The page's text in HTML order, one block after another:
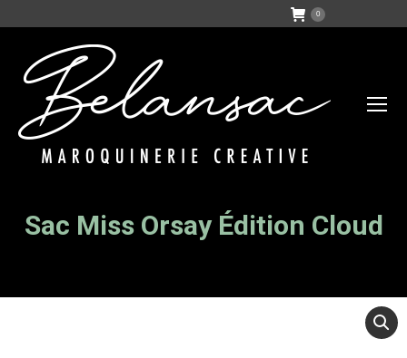
0
Sac Miss Orsay Édition Cloud
Vous êtes ici :